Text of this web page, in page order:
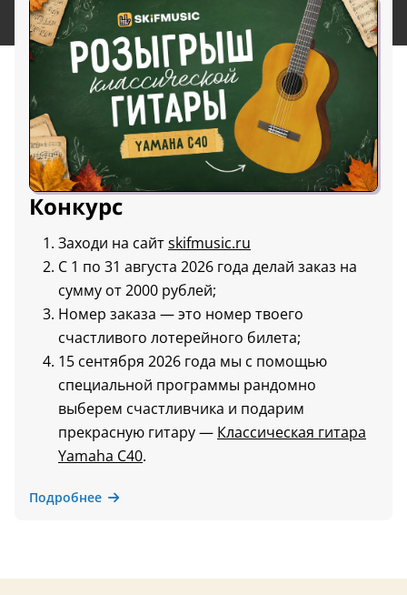
Конкурс
Заходи на сайтskifmusic.ru
С 1 по 31 августа 2026 года делай заказ на
сумму от 2000 рублей;
Номер заказа — это номер твоего
счастливого лотерейного билета;
15 сентября 2026 года мы с помощью
специальной программы рандомно
выберем счастливчика и подарим
прекрасную гитару — Классическая гитара
Yamaha C40.
Подробнее